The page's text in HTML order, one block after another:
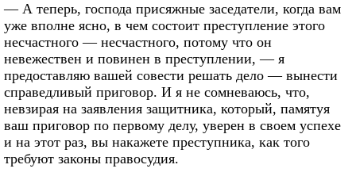
— А теперь, господа присяжные заседатели, когда вам
уже вполне ясно, в чем состоит преступление этого
несчастного — несчастного, потому что он
невежествен и повинен в преступлении, — я
предоставляю вашей совести решать дело — вынести
справедливый приговор. И я не сомневаюсь, что,
невзирая на заявления защитника, который, памятуя
ваш приговор по первому делу, уверен в своем успехе
и на этот раз, вы накажете преступника, как того
требуют законы правосудия.